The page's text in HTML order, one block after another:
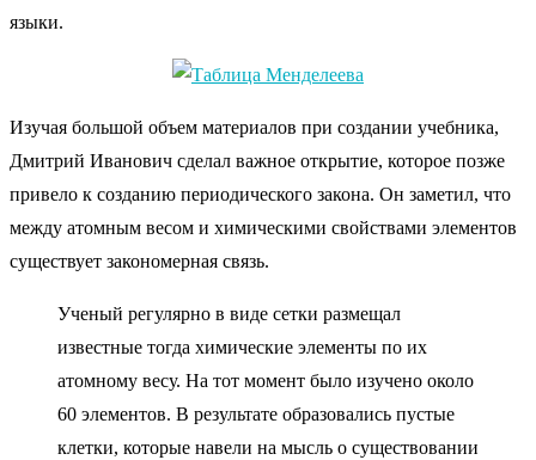
языки.
Изучая большой объем материалов при создании учебника,
Дмитрий Иванович сделал важное открытие, которое позже
привело к созданию периодического закона. Он заметил, что
между атомным весом и химическими свойствами элементов
существует закономерная связь.
Ученый регулярно в виде сетки размещал
известные тогда химические элементы по их
атомному весу. На тот момент было изучено около
60 элементов. В результате образовались пустые
клетки, которые навели на мысль о существовании